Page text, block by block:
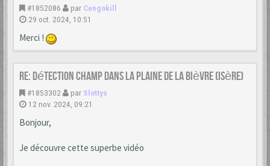
#1852086 par Cengokill
29 oct. 2024, 10:51
Merci !
Re: Détection champ dans la Plaine de la Bièvre (Isère)
#1853302 par Slottys
12 nov. 2024, 09:21
Bonjour,
Je découvre cette superbe vidéo